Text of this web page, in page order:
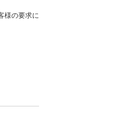
様の要求に